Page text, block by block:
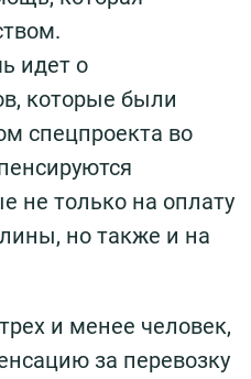
идет о
которые были
спецпроекта во
не только на оплату
но также и на
и менее человек,
за перевозку